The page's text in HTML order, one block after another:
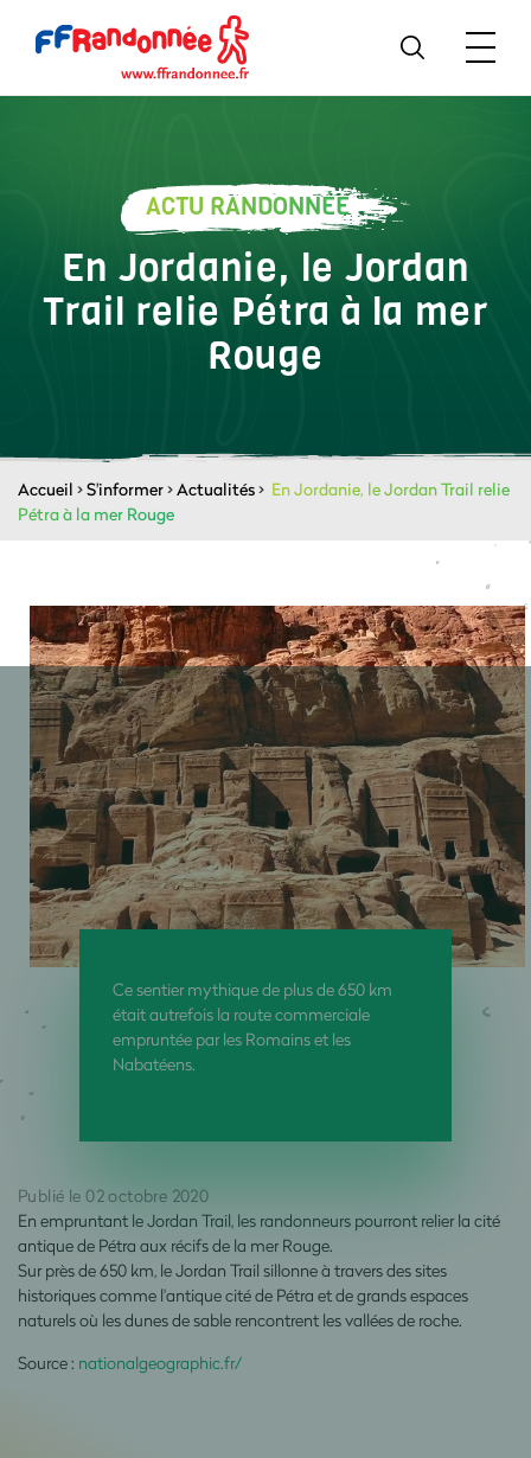
ACTU RANDONNÉE
En Jordanie, le Jordan
Trail relie Pétra à la mer
Rouge
Accueil >S'informer>Actualités> En Jordanie, le Jordan Trail relie
Pétra à la mer Rouge
Ce sentier mythique de plus de 650 km
était autrefois la route commerciale
empruntée par les Romains et les
Nabatéens.
Publié le 02 octobre 2020
En empruntant le Jordan Trail, les randonneurs pourront relier la cité
antique de Pétra aux récifs de la mer Rouge.
Sur près de 650 km, le Jordan Trail sillonne à travers des sites
historiques comme l'antique cité de Pétra et de grands espaces
naturels où les dunes de sable rencontrent les vallées de roche.
Source : nationalgeographic.fr/